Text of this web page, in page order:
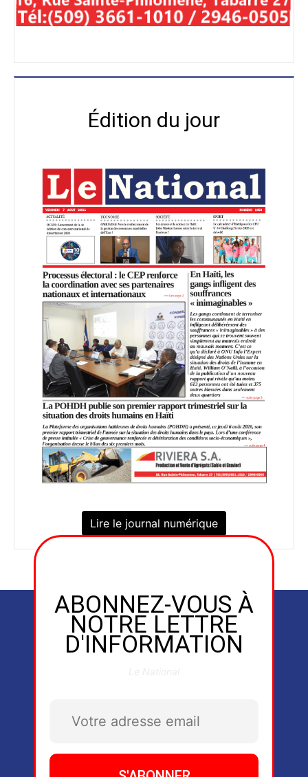
Édition du jour
Lire le journal numérique
ABONNEZ-VOUS À
NOTRE LETTRE
D'INFORMATION